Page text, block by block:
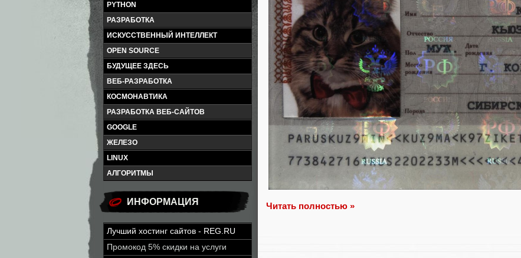
PYTHON
РАЗРАБОТКА
ИСКУССТВЕННЫЙ ИНТЕЛЛЕКТ
OPEN SOURCE
БУДУЩЕЕ ЗДЕСЬ
ВЕБ-РАЗРАБОТКА
КОСМОНАВТИКА
РАЗРАБОТКА ВЕБ-САЙТОВ
GOOGLE
ЖЕЛЕЗО
LINUX
АЛГОРИТМЫ
ИНФОРМАЦИЯ
Лучший хостинг сайтов - REG.RU
Промокод 5% скидки на услуги
Читать полностью »